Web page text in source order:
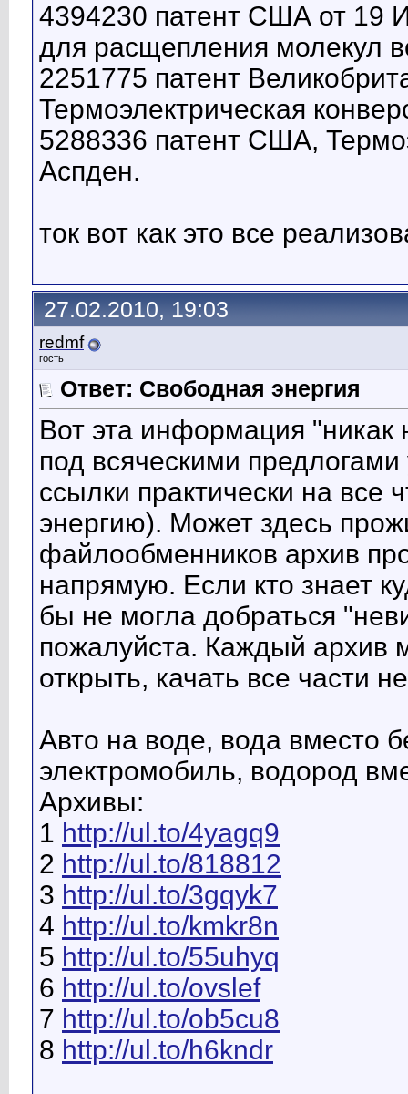
4394230 патент США от 19
для расщепления молекул
2251775 патент
Термоэлектрическая
5288336 патент США,
Аспден.
ток вот как это все
27.02.2010, 19:03
redmf
гость
Ответ: Свободная энергия
Вот эта информация "никак
под всяческими
ссылки практически на все
энергию). Может здесь
файлообменников архив
напрямую. Если кто знает
бы не могла добраться
пожалуйста. Каждый архив
открыть, качать все части
Авто на воде, вода вместо
электромобиль, водород
Архивы:
1 http://ul.to/4yagq9
2 http://ul.to/818812
3 http://ul.to/3gqyk7
4 http://ul.to/kmkr8n
5 http://ul.to/55uhyq
6 http://ul.to/ovslef
7 http://ul.to/ob5cu8
8 http://ul.to/h6kndr